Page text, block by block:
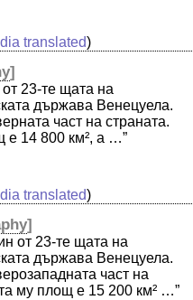
translated)
]
23-те щата на
държава Венецуела.
част на страната.
14 800 км², а …”
translated)
]
от 23-те щата на
държава Венецуела.
част на
му площ е 15 200 км² …”